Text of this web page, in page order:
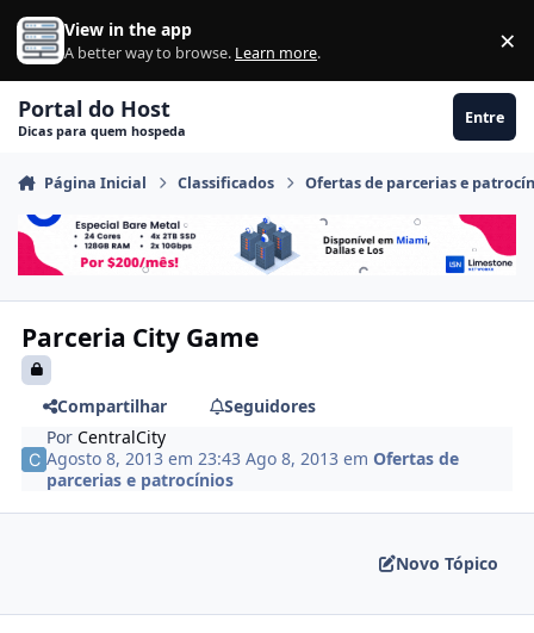
Ir para conteúdo
View in the app
A better way to browse. Learn more. ×
Portal do Host
Dicas para quem hospeda
Entre
Página Inicial Classificados Ofertas de parcerias e
Parceria City Game
Compartilhar
Seguidores
PorCentralCity
Agosto 8, 2013 em 23:43Ago 8, 2013 emOfertas de
parcerias e patrocínios
Novo Tópico